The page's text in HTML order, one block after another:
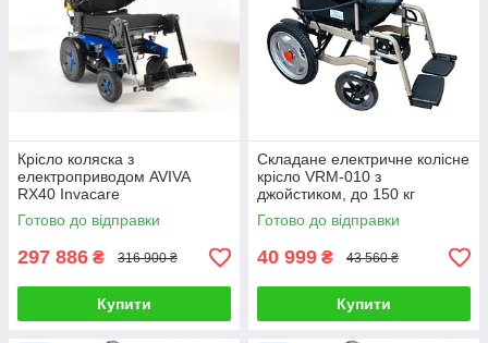
Крісло коляска з
електроприводом AVIVA
RX40 Invacare
Готово до відправки
297 886 ₴ 316 900 ₴
Купити
Складане електричне колісне
крісло VRM-010 з
джойстиком, до 150 кг
Готово до відправки
40 999 ₴ 43 560 ₴
Купити